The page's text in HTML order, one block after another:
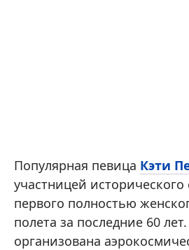
Популярная певица Кэти
участницей
первого полностью
полета за последние 60
организована